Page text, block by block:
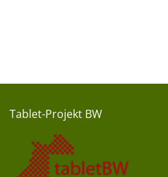
Tablet-Projekt BW